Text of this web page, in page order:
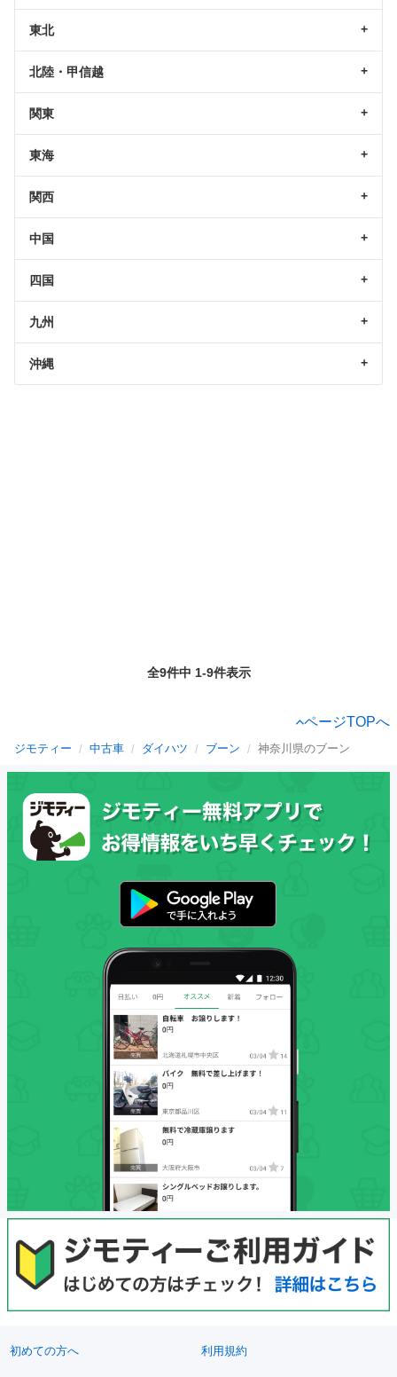
東北
北陸・甲信越
関東
東海
関西
中国
四国
九州
沖縄
全9件中 1-9件表示
ページTOPへ
ジモティー 中古車 ダイハツ ブーン 神奈川県のブーン
初めての方へ 利用規約